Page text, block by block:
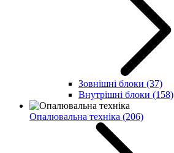
Зовнішні блоки (37)
Внутрішні блоки (158)
Опалювальна техніка (206)